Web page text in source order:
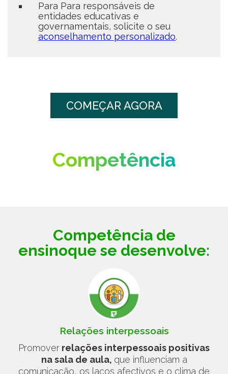
Para Para responsáveis de
entidades educativas e
governamentais, solicite o seu
aconselhamento personalizado.
COMEÇAR AGORA
Competência
Competência de
ensinoque se desenvolve:
Relações interpessoais
Promover relações interpessoais positivas
na sala de aula, que influenciam a
comunicação, os laços afectivos e o clima de